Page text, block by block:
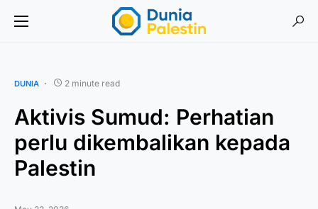
DUNIA 2 minute read
Aktivis Sumud: Perhatian
perlu dikembalikan kepada
Palestin